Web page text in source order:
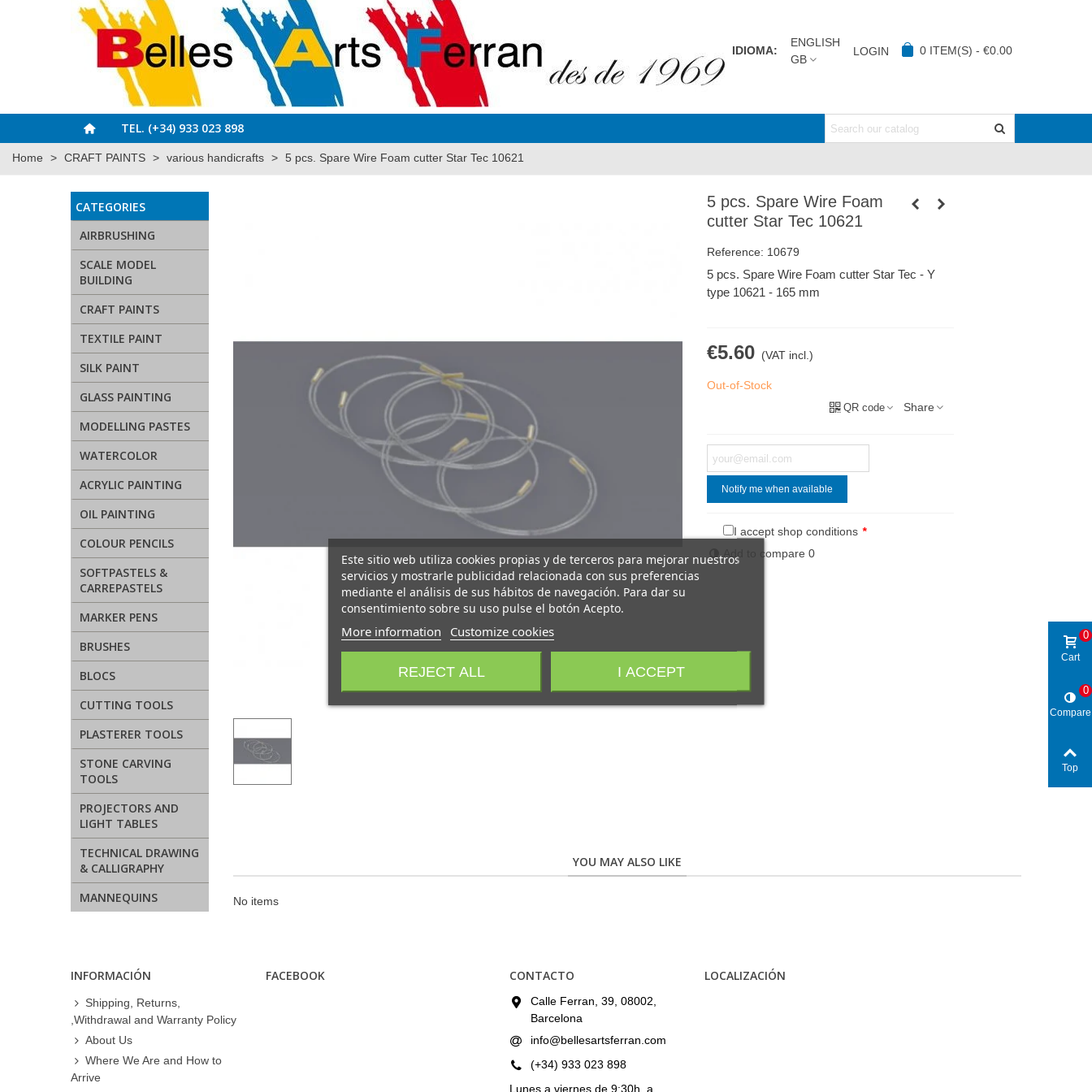
IDIOMA:
ENGLISH
GB
LOGIN 0 ITEM(S) - €0.00
TEL. (+34) 933 023 898
Home > CRAFT PAINTS > various handicrafts > 5 pcs. Spare Wire Foam cutter Star Tec 10621
CATEGORIES
AIRBRUSHING
SCALE MODEL
BUILDING
CRAFT PAINTS
TEXTILE PAINT
SILK PAINT
GLASS PAINTING
MODELLING PASTES
WATERCOLOR
ACRYLIC PAINTING
OIL PAINTING
COLOUR PENCILS
SOFTPASTELS &
CARREPASTELS
MARKER PENS
BRUSHES
BLOCS
CUTTING TOOLS
PLASTERER TOOLS
STONE CARVING
TOOLS
PROJECTORS AND
LIGHT TABLES
TECHNICAL DRAWING
& CALLIGRAPHY
MANNEQUINS
5 pcs. Spare Wire Foam
cutter Star Tec 10621
Reference: 10679
5 pcs. Spare Wire Foam cutter Star Tec - Y
type 10621 - 165 mm
€5.60 (VAT incl.)
Out-of-Stock
QR code Share
Notify me when available
I accept shop conditions *
Add to compare 0
YOU MAY ALSO LIKE
No items
INFORMACIÓN
Shipping, Returns,
,Withdrawal and Warranty Policy
About Us
Where We Are and How to
Arrive
FACEBOOK CONTACTO
Calle Ferran, 39, 08002,
Barcelona
info@bellesartsferran.com
(+34) 933 023 898
Lunes a viernes de 9:30h. a
LOCALIZACIÓN
Este sitio web utiliza cookies propias y de terceros para mejorar nuestros
servicios y mostrarle publicidad relacionada con sus preferencias
mediante el análisis de sus hábitos de navegación. Para dar su
consentimiento sobre su uso pulse el botón Acepto.
More information Customize cookies
REJECT ALL I ACCEPT
Cart
0
Compare
0
Top